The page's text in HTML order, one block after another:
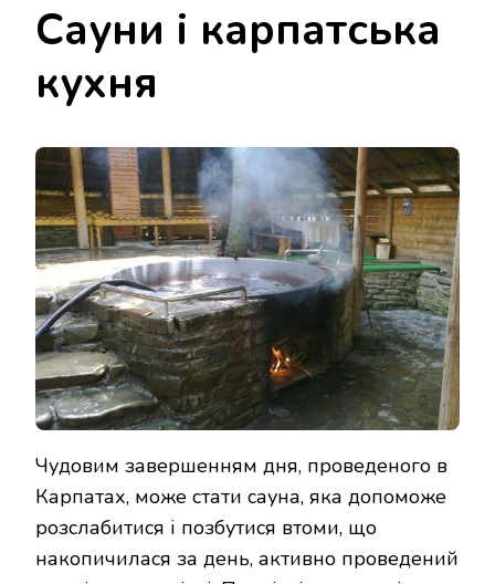
Сауни і карпатська
кухня
Чудовим завершенням дня, проведеного в
Карпатах, може стати сауна, яка допоможе
розслабитися і позбутися втоми, що
накопичилася за день, активно проведений